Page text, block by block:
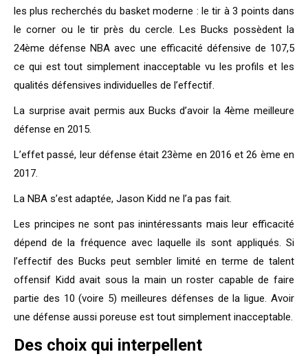
les plus recherchés du basket moderne : le tir à 3 points dans
le corner ou le tir près du cercle. Les Bucks possèdent la
24ème défense NBA avec une efficacité défensive de 107,5
ce qui est tout simplement inacceptable vu les profils et les
qualités défensives individuelles de l’effectif.
La surprise avait permis aux Bucks d’avoir la 4ème meilleure
défense en 2015.
L’effet passé, leur défense était 23ème en 2016 et 26 ème en
2017.
La NBA s’est adaptée, Jason Kidd ne l’a pas fait.
Les principes ne sont pas inintéressants mais leur efficacité
dépend de la fréquence avec laquelle ils sont appliqués. Si
l’effectif des Bucks peut sembler limité en terme de talent
offensif Kidd avait sous la main un roster capable de faire
partie des 10 (voire 5) meilleures défenses de la ligue. Avoir
une défense aussi poreuse est tout simplement inacceptable.
Des choix qui interpellent